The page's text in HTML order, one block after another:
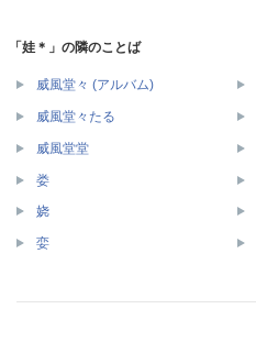
「娃＊」の隣のことば
威風堂々 (アルバム)
威風堂々たる
威風堂堂
娄
娆
娈